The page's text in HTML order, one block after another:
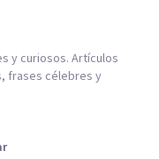
y curiosos. Artículos
frases célebres y